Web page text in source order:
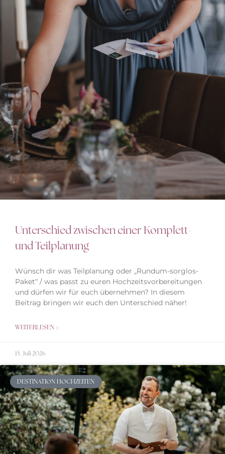
Unterschied zwischen einer Komplett-
und Teilplanung
Wünsch dir was Teilplanung oder „Rundum-sorglos-
Paket“ / was passt zu euren Hochzeitsvorbereitungen
und dürfen wir für euch übernehmen? In diesem
Beitrag bringen wir euch den Unterschied näher!
WEITERLESEN »
15. Juli 2026
DESTINATION HOCHZEITEN